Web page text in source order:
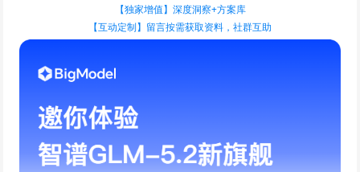
【独家增值】深度洞察+方案库
【互动定制】留言按需获取资料，社群互助